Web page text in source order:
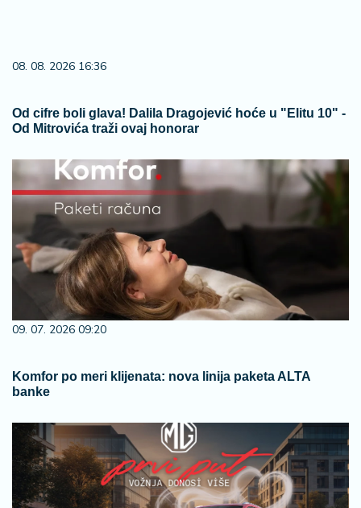
08. 08. 2026 16:36
Od cifre boli glava! Dalila Dragojević hoće u "Elitu 10" -
Od Mitrovića traži ovaj honorar
09. 07. 2026 09:20
Komfor po meri klijenata: nova linija paketa ALTA
banke